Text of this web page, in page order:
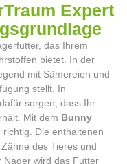
Expert
das Ihrem
bietet. In der
mit Sämereien und
stellt. In
sorgen, dass Ihr
Mit dem Bunny
richtig. Die enthaltenen
des Tieres und
Nager wird das Futter